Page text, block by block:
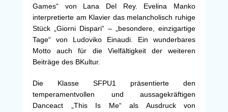
Games“ von Lana Del Rey. Evelina Manko
interpretierte am Klavier das melancholisch ruhige
Stück „Giorni Dispari“ – „besondere, einzigartige
Tage“ von Ludoviko Einaudi. Ein wunderbares
Motto auch für die Vielfältigkeit der weiteren
Beiträge des BKultur.
Die Klasse SFPU1 präsentierte den
temperamentvollen und aussagekräftigen
Danceact „This Is Me“ als Ausdruck von